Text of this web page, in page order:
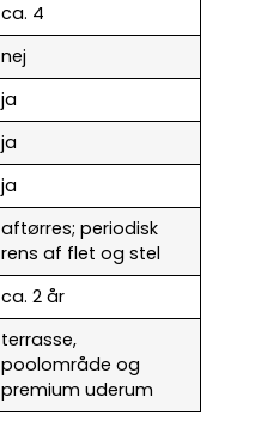
ca. 4
nej
ja
ja
ja
aftørres; periodisk
rens af flet og stel
ca. 2 år
terrasse,
poolområde og
premium uderum